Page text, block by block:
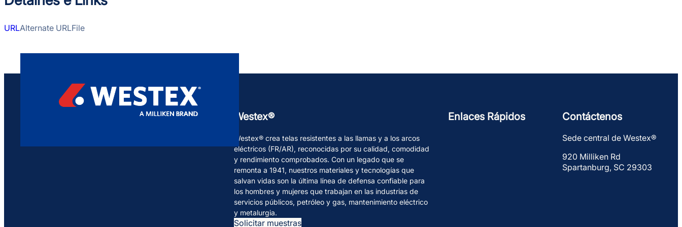
URLAlternate URLFile
Westex®
Westex® crea telas resistentes a las llamas y a los arcos
eléctricos (FR/AR), reconocidas por su calidad, comodidad
y rendimiento comprobados. Con un legado que se
remonta a 1941, nuestros materiales y tecnologías que
salvan vidas son la última línea de defensa confiable para
los hombres y mujeres que trabajan en las industrias de
servicios públicos, petróleo y gas, mantenimiento eléctrico
y metalurgia.
Solicitar muestras
Enlaces Rápidos Contáctenos
Sede central de Westex®
920 Milliken Rd
Spartanburg, SC 29303